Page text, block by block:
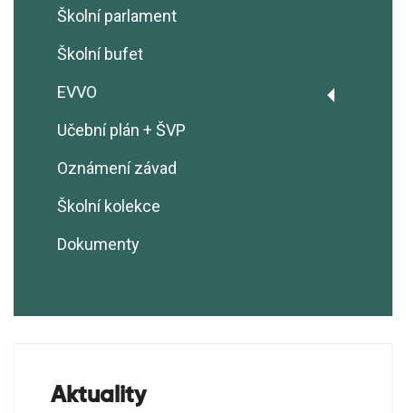
Ochrana oznamovatelů
(Whistleblowing)
Volná pracovní místa
Pronájmy
vyhrazení pracovního místa
Dary
Naše hodnoty - Operační program
Jan Amos Komenský
GRANT Ško-energo - Ekologizace
školní zahrady
Zápisy z jednání
Školní parlament
Školní bufet
EVVO
Základní informace EVVO
Ekotým
Školní sběry
Učební plán + ŠVP
Oznámení závad
Školní kolekce
Dokumenty
Aktuality